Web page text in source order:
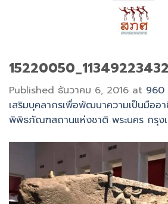
Published ธันวาคม 6, 2016 at 960
เสริมบุคลากรเพื่อพัฒนาความเป็นมือ
พิพิธภัณฑสถานแห่งชาติ พระนคร กรุง